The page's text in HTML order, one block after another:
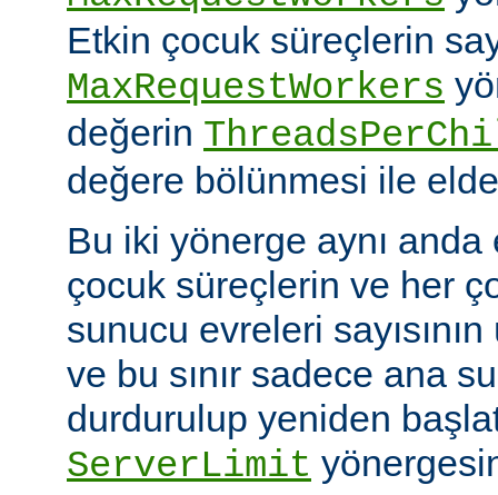
Etkin çocuk süreçlerin
MaxRequestWorkers
değerin
değere bölünmesi ile
Bu iki yönerge aynı
çocuk süreçlerin ve her
sunucu evreleri sayısının
ve bu sınır sadece ana
durdurulup yeniden
ServerLimit